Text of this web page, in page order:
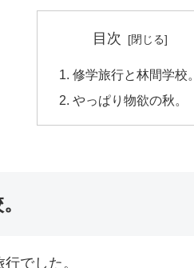
目次
修学旅行と林間学校。
やっぱり物欲の秋。
でした。